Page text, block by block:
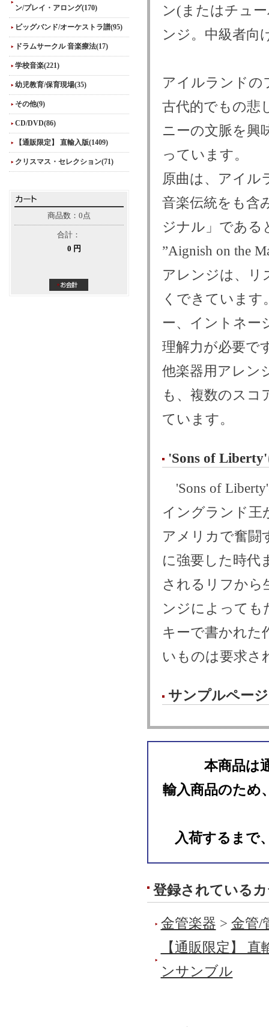
ン/プレイ・アロング(170)
ビッグバンド/オーケストラ譜(95)
ドラムサークル 音楽療法(17)
学校音楽(221)
幼児教育/保育現場(35)
その他(9)
CD/DVD(86)
【通販限定】 直輸入版(1409)
クリスマス・セレクション(71)
商品数：0点
合計：
0 円
ン(またはチュ
ンジ。中級者向
アイルランドの
古代的でもの悲
ニーの文脈を興
っています。
原曲は、アイル
音楽伝統をも含
ジナル」である
”Aignish on the
アレンジは、リ
くできていま
ー、イントネー
理解力が必要で
他楽器用アレン
も、複数のスコ
ています。
'Sons of
'Sons of
イングランド王
アメリカで奮闘
に強要した時代
されるリフから
ンジによっても
キーで書かれた
いものは要求さ
サンプルページ
本商品は
輸入商品のため
入荷するまで
登録されている
金管楽器 > 金管/
【通販限定】 直
ンサンブル